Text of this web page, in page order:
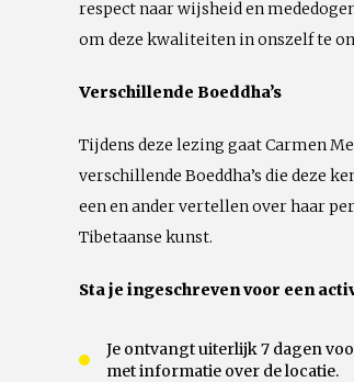
respect naar wijsheid en
om deze kwaliteiten in onszelf te
Verschillende Boeddha’s
Tijdens deze lezing gaat Carmen
verschillende Boeddha’s die deze
een en ander vertellen over haar
Tibetaanse kunst.
Sta je ingeschreven voor een
Je ontvangt uiterlijk 7 dagen
met informatie over de locatie.